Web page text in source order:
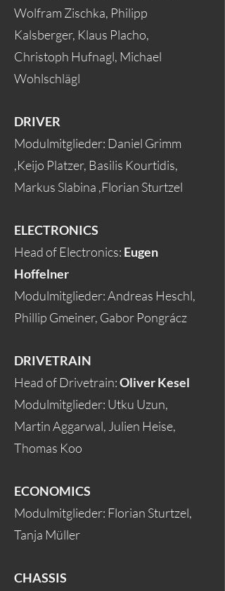
Wolfram Zischka, Philipp
Kalsberger, Klaus Placho,
Christoph Hufnagl, Michael
Wohlschlägl
DRIVER
Modulmitglieder: Daniel Grimm
,Keijo Platzer, Basilis Kourtidis,
Markus Slabina ,Florian Sturtzel
ELECTRONICS
Head of Electronics: Eugen
Hoffelner
Modulmitglieder: Andreas Heschl,
Phillip Gmeiner, Gabor Pongrácz
DRIVETRAIN
Head of Drivetrain:Oliver Kesel
Modulmitglieder: Utku Uzun,
Martin Aggarwal, Julien Heise,
Thomas Koo
ECONOMICS
Modulmitglieder: Florian Sturtzel,
Tanja Müller
CHASSIS